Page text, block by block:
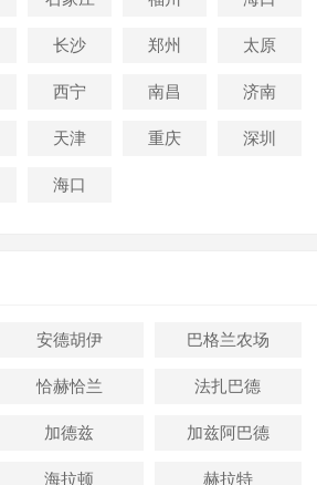
长沙 郑州 太原
西宁 南昌 济南
天津 重庆 深圳
海口
安德胡伊 巴格兰农场
恰赫恰兰 法扎巴德
加德兹 加兹阿巴德
海拉顿 赫拉特